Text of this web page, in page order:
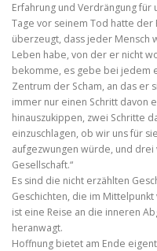
Erfahrung und Verdrängung für
Tage vor seinem Tod hatte der
überzeugt, dass jeder Mensch
Leben habe, von der er nicht
bekomme, es gebe bei jedem
Zentrum der Scham, an das er
immer nur einen Schritt davon
hinauszukippen, zwei Schritte
einzuschlagen, ob wir uns für
aufgezwungen würde, und
Gesellschaft.“
Es sind die nicht erzählten
Geschichten, die im
ist eine Reise an die inneren
heranwagt.
Hoffnung bietet am Ende